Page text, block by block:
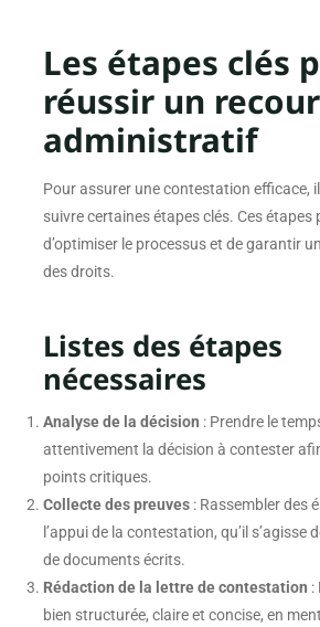
Les étapes clés
réussir un
administratif
Pour assurer une contestation efficace,
suivre certaines étapes clés. Ces étapes
d’optimiser le processus et de garantir
des droits.
Listes des étapes
nécessaires
Analyse de la décision : Prendre le
attentivement la décision à contester
points critiques.
Collecte des preuves: Rassembler des
l’appui de la contestation, qu’il s’agisse
de documents écrits.
Rédaction de la lettre de contestation :
bien structurée, claire et concise, en